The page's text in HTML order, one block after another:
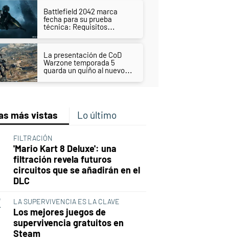
Battlefield 2042 marca
fecha para su prueba
técnica: Requisitos
anotarse
La presentación de CoD
Warzone temporada 5
guarda un guiño al nuevo
más vistas Lo último
FILTRACIÓN
'Mario Kart 8 Deluxe': una
filtración revela futuros
circuitos que se añadirán en el
DLC
LA SUPERVIVENCIA ES LA CLAVE
Los mejores juegos de
supervivencia gratuitos en
Steam